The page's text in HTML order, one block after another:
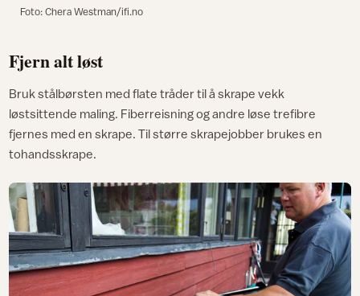
Foto: Chera Westman/ifi.no
Fjern alt løst
Bruk stålbørsten med flate tråder til å skrape vekk
løstsittende maling. Fiberreisning og andre løse trefibre
fjernes med en skrape. Til større skrapejobber brukes en
tohandsskrape.